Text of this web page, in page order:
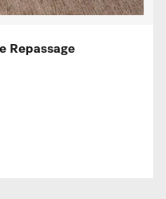
Repassage